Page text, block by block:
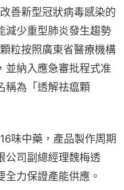
善新型冠狀病毒感染的
減少重型肺炎發生趨勢
粒按照廣東省醫療機構
並納入應急審批程式准
稱為「透解祛瘟顆
味中藥，產品製作周期
公司副總經理魏梅透
力保證產能供應。